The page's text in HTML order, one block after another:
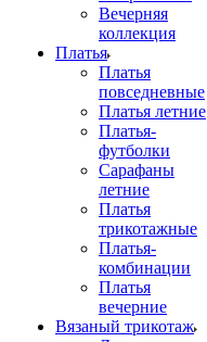
Вечерняя
коллекция
Платья
Платья
повседневные
Платья летние
Платья-
футболки
Сарафаны
летние
Платья
трикотажные
Платья-
комбинации
Платья
вечерние
Вязаный трикотаж